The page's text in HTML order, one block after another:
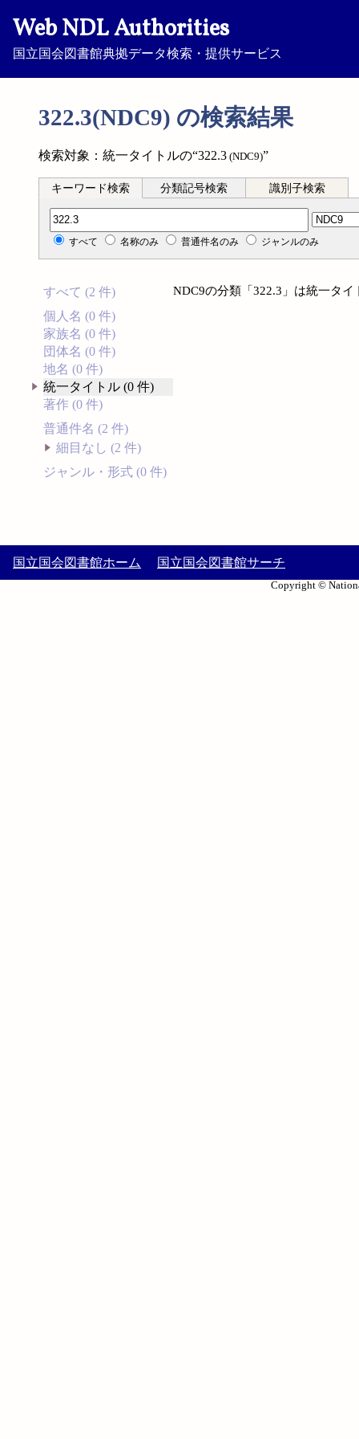
Web NDL Authorities
国立国会図書館典拠データ検索・提供サービス
322.3(NDC9) の検索結果
検索対象：統一タイトルの“322.3 (NDC9)”
キーワード検索 分類記号検索 識別子検索
分類記号検索
すべて 名称のみ 普通件名のみ ジャンルのみ
すべて (2 件)
個人名 (0 件)
家族名 (0 件)
団体名 (0 件)
地名 (0 件)
統一タイトル (0 件)
著作 (0 件)
普通件名 (2 件)
細目なし (2 件)
ジャンル・形式 (0 件)
NDC9の分類「322.3」は統一タ
国立国会図書館ホーム 国立国会図書館サーチ
Copyright ©